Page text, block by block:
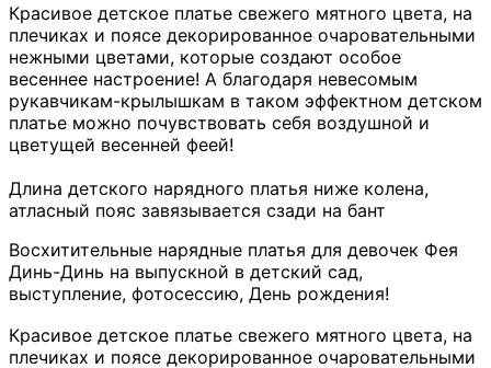
Красивое детское платье свежего мятного цвета, на
плечиках и поясе декорированное очаровательными
нежными цветами, которые создают особое
весеннее настроение! А благодаря невесомым
рукавчикам-крылышкам в таком эффектном детском
платье можно почувствовать себя воздушной и
цветущей весенней феей!
Длина детского нарядного платья ниже колена,
атласный пояс завязывается сзади на бант
Восхитительные нарядные платья для девочек Фея
Динь-Динь на выпускной в детский сад,
выступление, фотосессию, День рождения!
Красивое детское платье свежего мятного цвета, на
плечиках и поясе декорированное очаровательными